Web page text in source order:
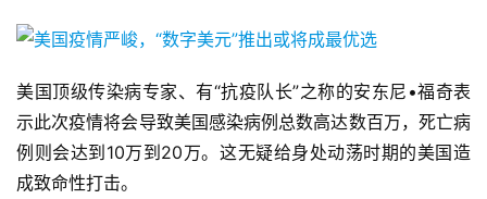
美国顶级传染病专家、有“抗疫队长”之称的安东尼•福奇表
示此次疫情将会导致美国感染病例总数高达数百万，死亡病
例则会达到10万到20万。这无疑给身处动荡时期的美国造
成致命性打击。